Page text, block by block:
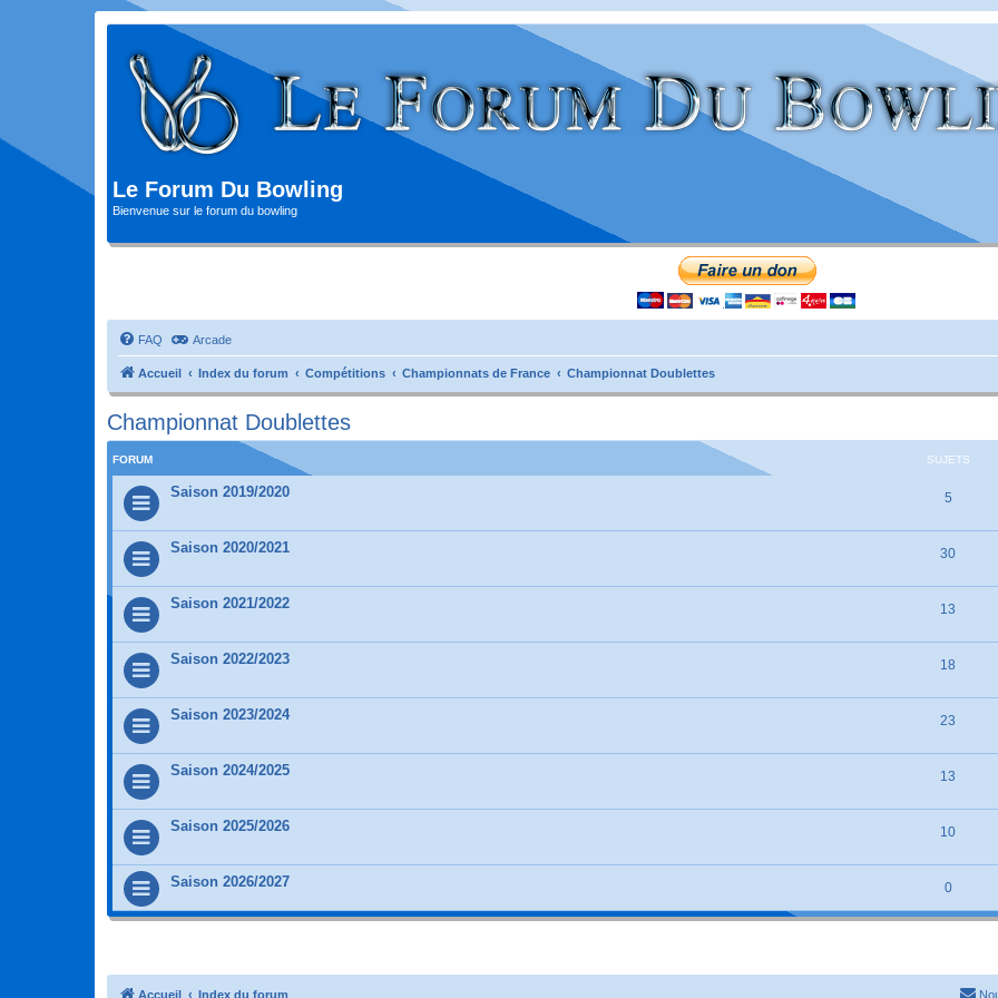
Le Forum Du Bowling
Bienvenue sur le forum du bowling
FAQ Arcade
Accueil Index du forum Compétitions Championnats de France Championnat Doublettes
Championnat Doublettes
FORUM SUJETS
Saison 2019/2020 5
Saison 2020/2021 30
Saison 2021/2022 13
Saison 2022/2023 18
Saison 2023/2024 23
Saison 2024/2025 13
Saison 2025/2026 10
Saison 2026/2027 0
Accueil Index du forum